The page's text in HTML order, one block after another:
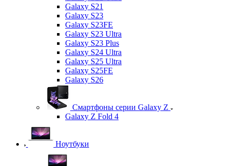
Galaxy S21
Galaxy S23
Galaxy S23FE
Galaxy S23 Ultra
Galaxy S23 Plus
Galaxy S24 Ultra
Galaxy S25 Ultra
Galaxy S25FE
Galaxy S26
Смартфоны серии Galaxy Z
Galaxy Z Fold 4
Ноутбуки